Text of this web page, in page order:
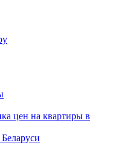
цен на квартиры в